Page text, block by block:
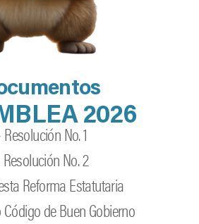
2026
Resolución No. 1
Resolución No. 2
Reforma Estatutaria
Código de Buen Gobierno
2026
Resolución No. 1
Resolución No. 2
Reforma Estatutaria
Código de Buen Gobierno